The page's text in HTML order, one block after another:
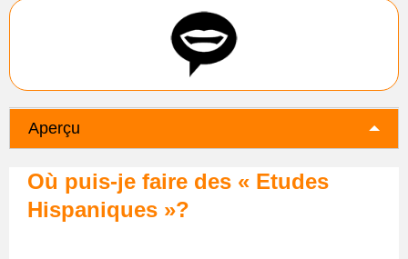
Aperçu
Où puis-je faire des « Etudes
Hispaniques »?